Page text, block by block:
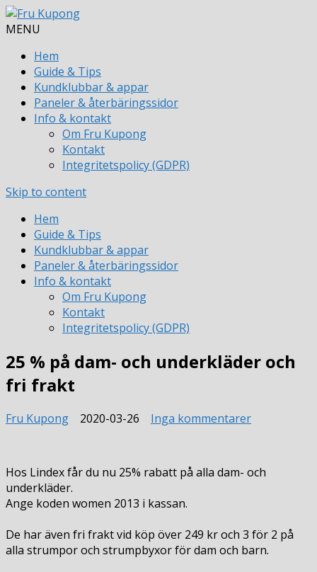
MENU
Hem
Guide & Tips
Kundklubbar & appar
Paneler & återbäringssidor
Info & kontakt
Om Fru Kupong
Kontakt
Integritetspolicy (GDPR)
Skip to content
Hem
Guide & Tips
Kundklubbar & appar
Paneler & återbäringssidor
Info & kontakt
Om Fru Kupong
Kontakt
Integritetspolicy (GDPR)
25 % på dam- och underkläder och
fri frakt
Fru Kupong 2020-03-26 Inga kommentarertill
på
dam-
och
fri
frakt
Hos Lindex får du nu 25% rabatt på alla dam- och
underkläder.
Ange koden women 2013 i kassan.
De har även fri frakt vid köp över 249 kr och 3 för 2 på
alla strumpor och strumpbyxor för dam och barn.